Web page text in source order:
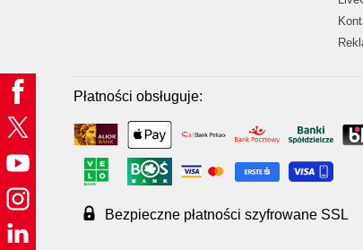
Płatności obsługuje:
Bezpieczne płatności szyfrowane SSL